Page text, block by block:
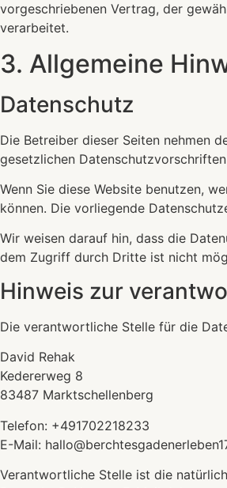
vorgeschriebenen Vertrag, der
verarbeitet.
3. Allgemeine
Datenschutz
Die Betreiber dieser Seiten nehmen
gesetzlichen
Wenn Sie diese Website benutzen,
können. Die vorliegende
Wir weisen darauf hin, dass die
dem Zugriff durch Dritte ist nicht
Hinweis zur
Die verantwortliche Stelle für die
David Rehak
Kedererweg 8
83487 Marktschellenberg
Telefon: +491702218233
E-Mail:
Verantwortliche Stelle ist die